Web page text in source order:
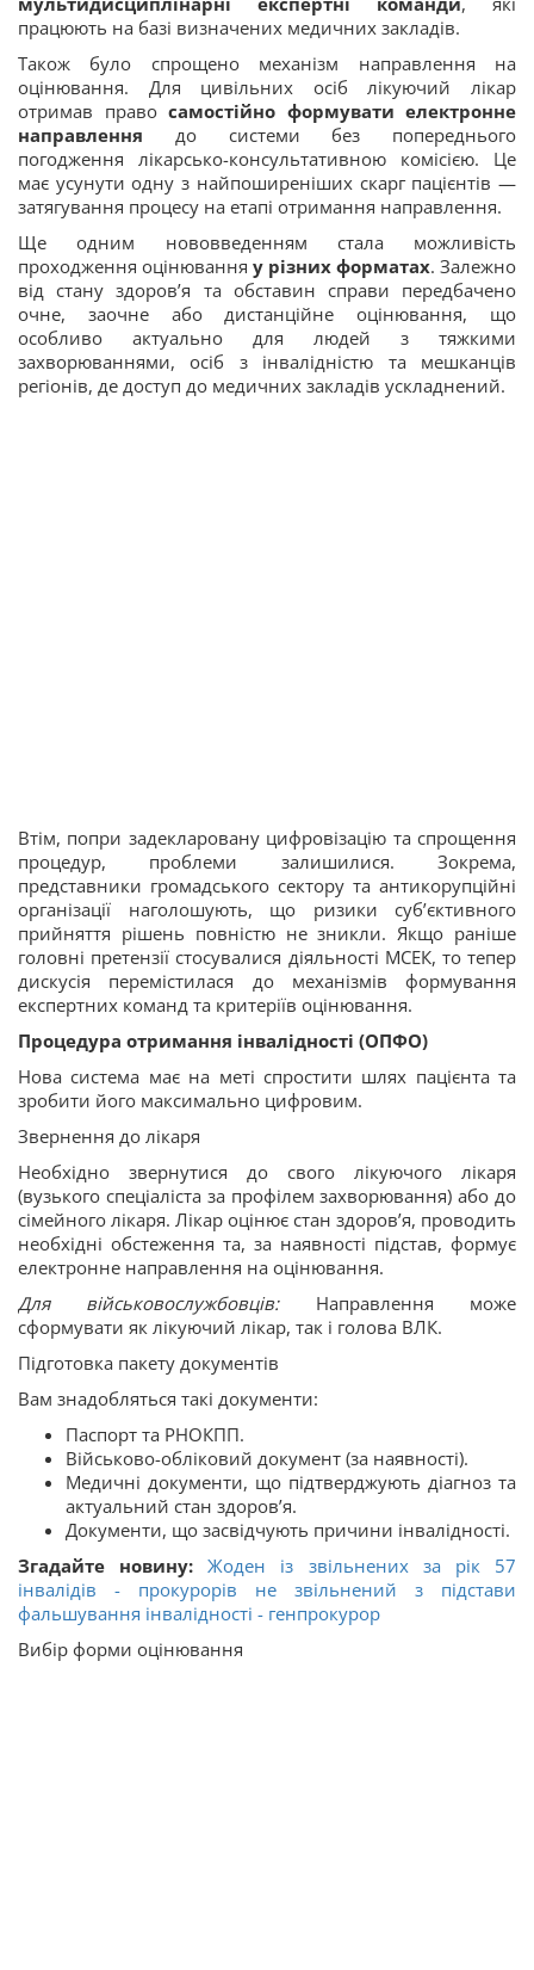
працюють на базі визначених медичних закладів.
Також було спрощено механізм направлення на
оцінювання. Для цивільних осіб лікуючий лікар
отримав право самостійно формувати електронне
направлення до системи без попереднього
погодження лікарсько-консультативною комісією. Це
має усунути одну з найпоширеніших скарг пацієнтів —
затягування процесу на етапі отримання направлення.
Ще одним нововведенням стала можливість
проходження оцінювання у різних форматах. Залежно
від стану здоров’я та обставин справи передбачено
очне, заочне або дистанційне оцінювання, що
особливо актуально для людей з тяжкими
захворюваннями, осіб з інвалідністю та мешканців
регіонів, де доступ до медичних закладів ускладнений.
Втім, попри задекларовану цифровізацію та спрощення
процедур, проблеми залишилися. Зокрема,
представники громадського сектору та антикорупційні
організації наголошують, що ризики суб’єктивного
прийняття рішень повністю не зникли. Якщо раніше
головні претензії стосувалися діяльності МСЕК, то тепер
дискусія перемістилася до механізмів формування
експертних команд та критеріїв оцінювання.
Процедура отримання інвалідності (ОПФО)
Нова система має на меті спростити шлях пацієнта та
зробити його максимально цифровим.
Звернення до лікаря
Необхідно звернутися до свого лікуючого лікаря
(вузького спеціаліста за профілем захворювання) або до
сімейного лікаря. Лікар оцінює стан здоров’я, проводить
необхідні обстеження та, за наявності підстав, формує
електронне направлення на оцінювання.
Для військовослужбовців:Направлення може
сформувати як лікуючий лікар, так і голова ВЛК.
Підготовка пакету документів
Вам знадобляться такі документи:
Паспорт та РНОКПП.
Військово-обліковий документ (за наявності).
Медичні документи, що підтверджують діагноз та
актуальний стан здоров’я.
Документи, що засвідчують причини інвалідності.
Згадайте новину:Жоден із звільнених за рік 57
інвалідів - прокурорів не звільнений з підстави
фальшування інвалідності - генпрокурор
Вибір форми оцінювання